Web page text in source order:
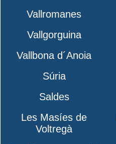
Vallromanes
Vallgorguina
Vallbona d´Anoia
Súria
Saldes
Les Masíes de
Voltregà